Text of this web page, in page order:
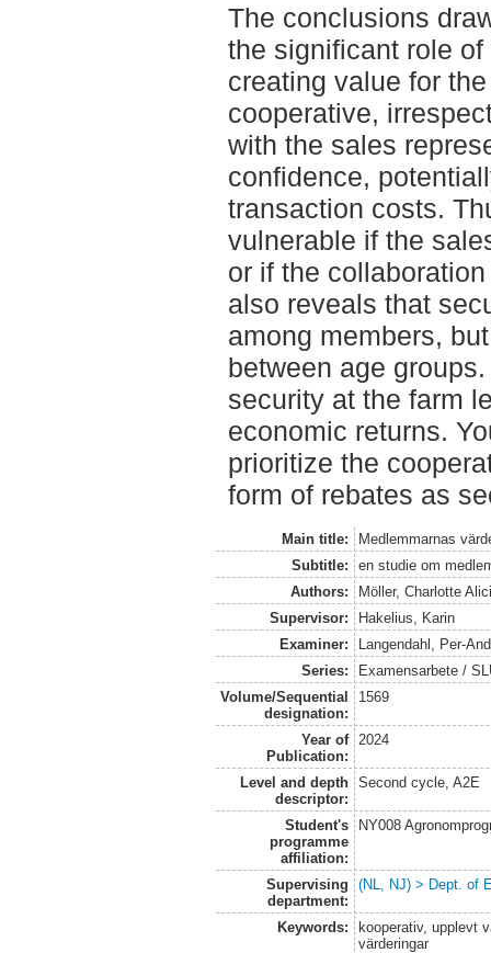
The conclusions
the significant role
creating value for
cooperative,
with the sales
confidence,
transaction costs.
vulnerable if the
or if the
also reveals that
among members,
between age
security at the farm
economic returns.
prioritize the
form of rebates as
Main title:
Medlemmarnas
Subtitle:
en studie om
Authors:
Möller, Charlotte
Supervisor:
Hakelius, Karin
Examiner:
Langendahl, Per-
Series:
Examensarbete /
Volume/Sequential
designation:
1569
Year of
Publication:
2024
Level and depth
descriptor:
Second cycle, A2E
Student's
programme
affiliation:
NY008
Supervising
department:
(NL, NJ) > Dept. of
Keywords:
kooperativ, upplevt
värderingar